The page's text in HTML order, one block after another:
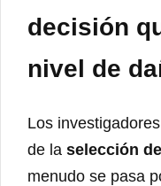
decisión
nivel de
Los
de la selección
menudo se pasa